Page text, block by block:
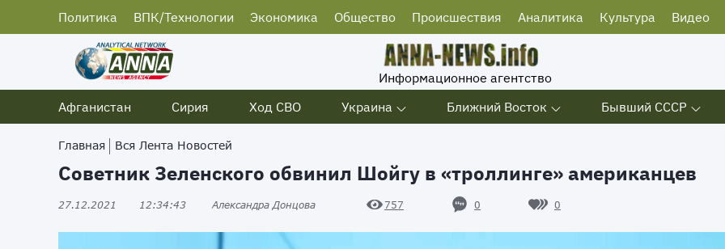
Политика ВПК/Технологии Экономика Общество Происшествия Аналитика Культура Видео
Информационное агентство
Афганистан
Сирия Ход СВО Украина Ближний Восток Бывший СССР
Главная Вся Лента Новостей
Советник Зеленского обвинил Шойгу в «троллинге» американцев
27.12.2021 12:34:43 Александра Донцова 757 0 0